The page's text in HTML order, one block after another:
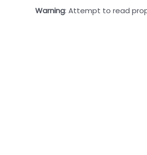
Warning: Attempt to read